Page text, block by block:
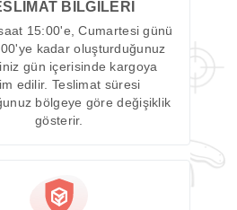
BİLGİLERİ
15:00'e, Cumartesi günü
kadar oluşturduğunuz
gün içerisinde kargoya
edilir. Teslimat süresi
bölgeye göre değişiklik
gösterir.